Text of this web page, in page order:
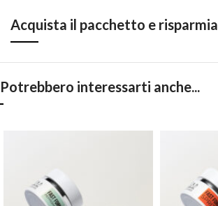
Acquista il pacchetto e risparmia
Potrebbero interessarti anche...